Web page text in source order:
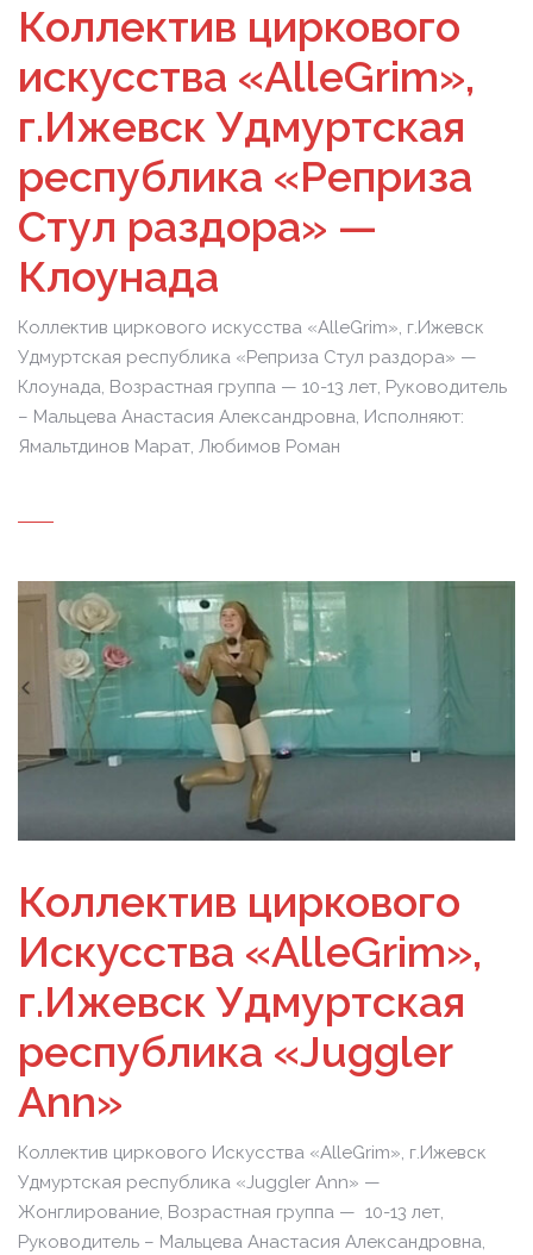
Коллектив циркового
искусства «AlleGrim»,
г.Ижевск Удмуртская
республика «Реприза
Стул раздора» —
Клоунада
Коллектив циркового искусства «AlleGrim», г.Ижевск
Удмуртская республика «Реприза Стул раздора» —
Клоунада, Возрастная группа — 10-13 лет, Руководитель
– Мальцева Анастасия Александровна, Исполняют:
Ямальтдинов Марат, Любимов Роман
Коллектив циркового
Искусства «AlleGrim»,
г.Ижевск Удмуртская
республика «Juggler
Ann»
Коллектив циркового Искусства «AlleGrim», г.Ижевск
Удмуртская республика «Juggler Ann» —
Жонглирование, Возрастная группа — 10-13 лет,
Руководитель – Мальцева Анастасия Александровна,